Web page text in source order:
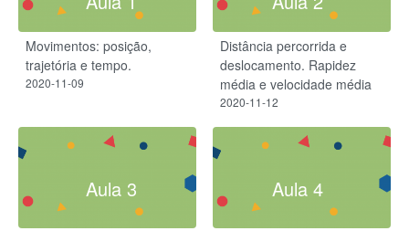
Movimentos: posição,
trajetória e tempo.
2020-11-09
Distância percorrida e
deslocamento. Rapidez
média e velocidade média
2020-11-12
Aula 3 Aula 4